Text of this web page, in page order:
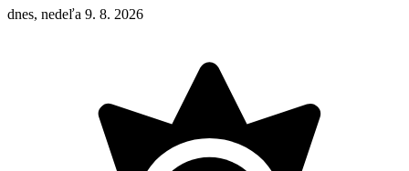
dnes, nedeľa 9. 8. 2026